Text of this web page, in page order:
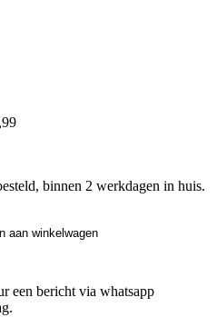
binnen 2 werkdagen in huis.
aan winkelwagen
een bericht via whatsapp